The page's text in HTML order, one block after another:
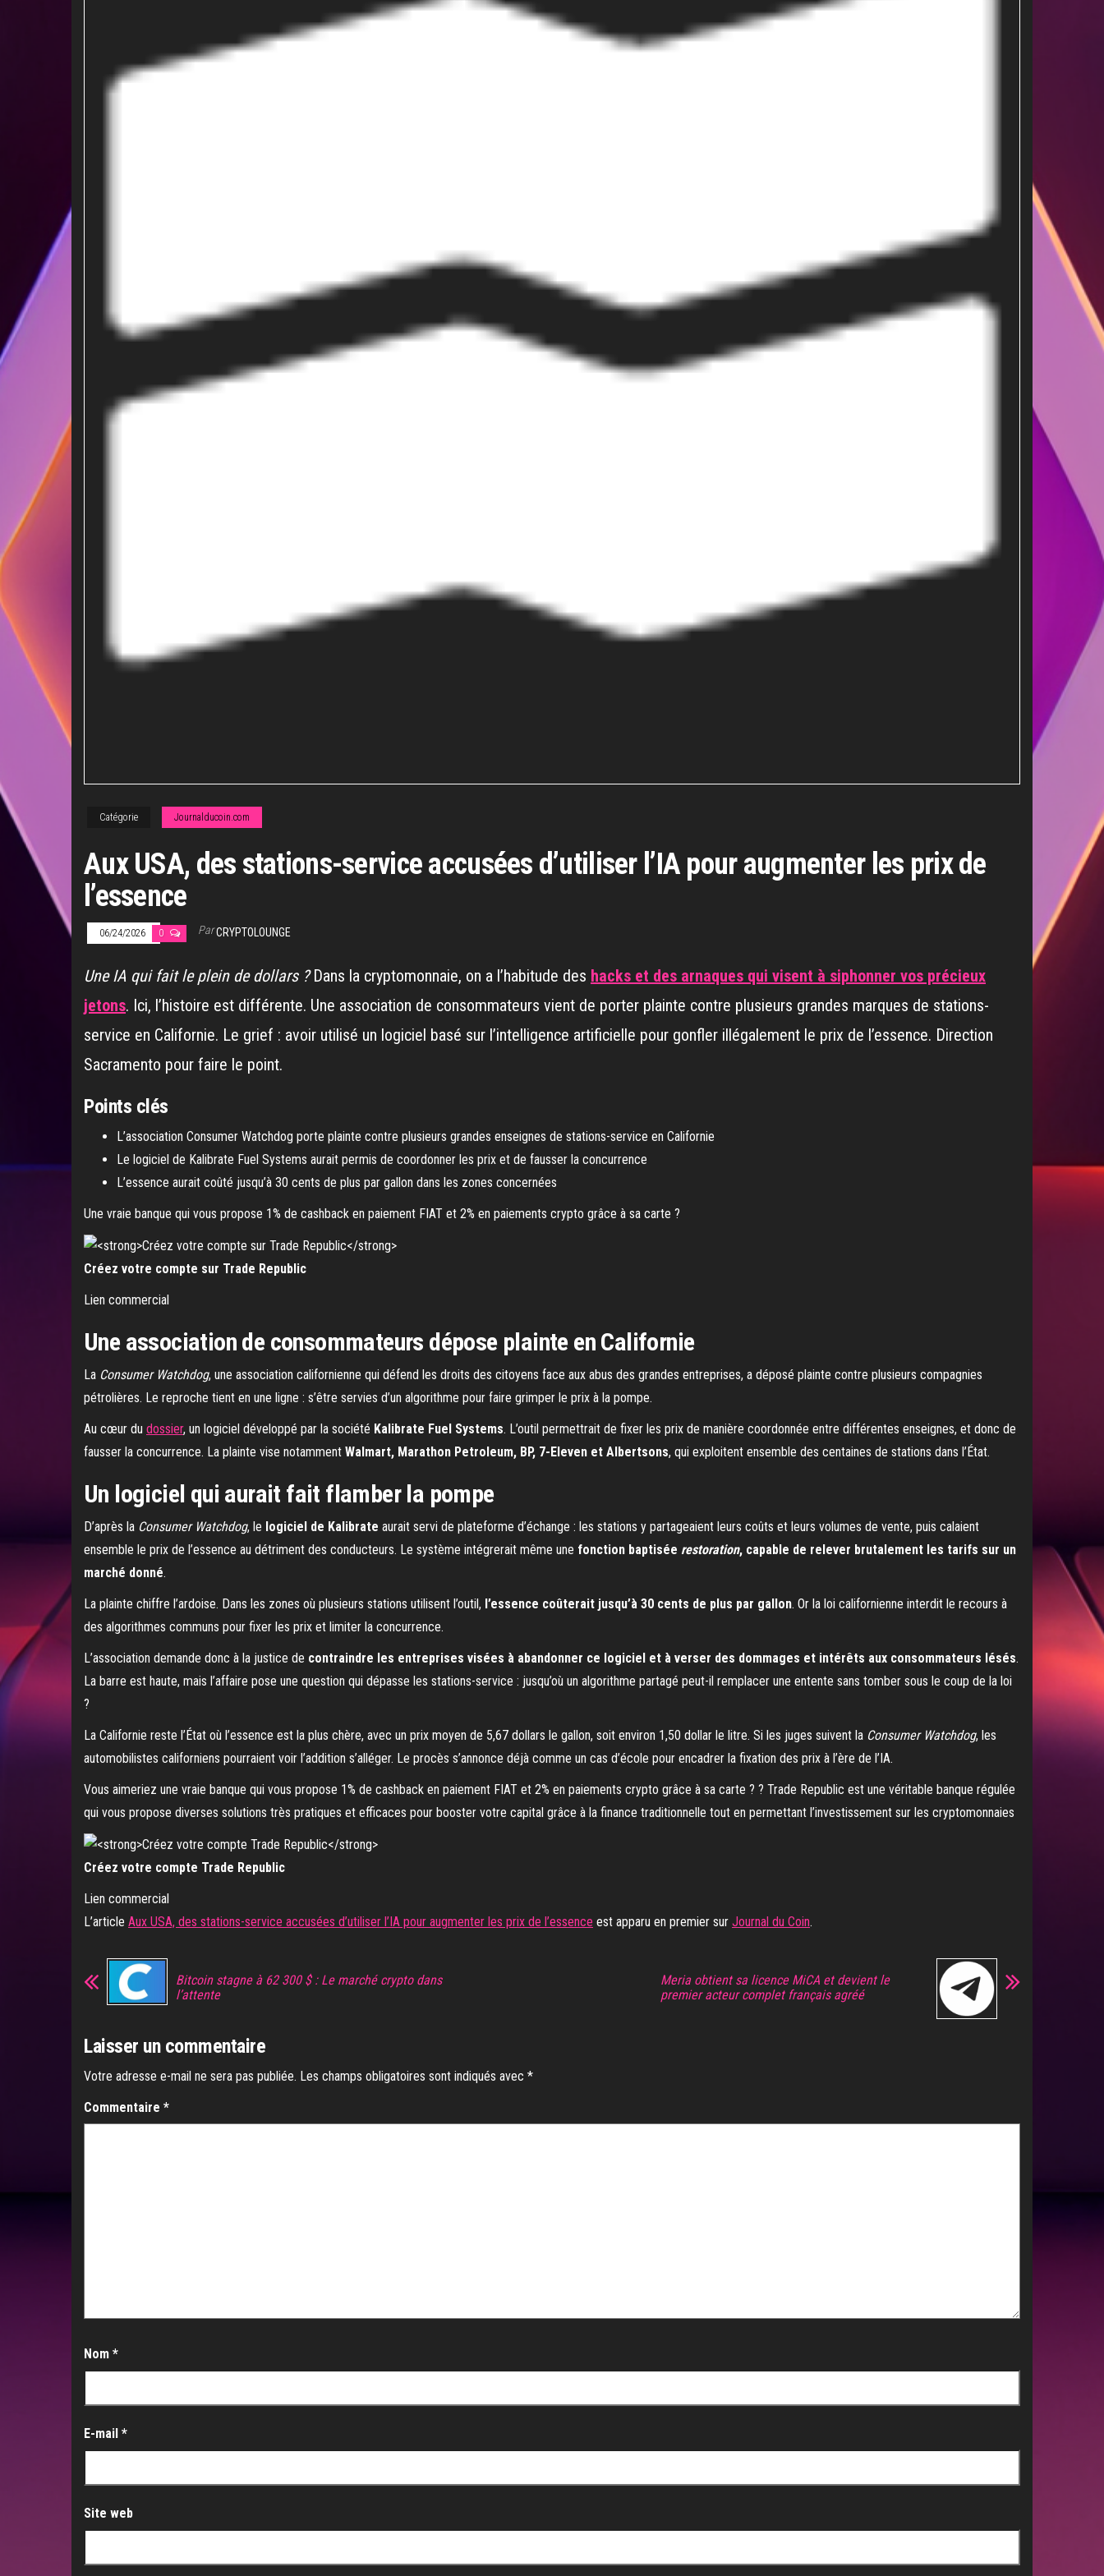
Catégorie Journalducoin.com
Aux USA, des stations-service accusées d’utiliser l’IA pour augmenter les prix de
l’essence
06/24/2026 0 ParCRYPTOLOUNGE
Une IA qui fait le plein de dollars ?Dans la cryptomonnaie, on a l’habitude des hacks et des arnaques qui visent à siphonner vos précieux
jetons. Ici, l’histoire est différente. Une association de consommateurs vient de porter plainte contre plusieurs grandes marques de stations-
service en Californie. Le grief : avoir utilisé un logiciel basé sur l’intelligence artificielle pour gonfler illégalement le prix de l’essence. Direction
Sacramento pour faire le point.
Points clés
L’association Consumer Watchdog porte plainte contre plusieurs grandes enseignes de stations-service en Californie
Le logiciel de Kalibrate Fuel Systems aurait permis de coordonner les prix et de fausser la concurrence
L’essence aurait coûté jusqu’à 30 cents de plus par gallon dans les zones concernées
Une vraie banque qui vous propose 1% de cashback en paiement FIAT et 2% en paiements crypto grâce à sa carte ?
Créez votre compte sur Trade Republic
Lien commercial
Une association de consommateurs dépose plainte en Californie
La Consumer Watchdog, une association californienne qui défend les droits des citoyens face aux abus des grandes entreprises, a déposé plainte contre plusieurs compagnies
pétrolières. Le reproche tient en une ligne : s’être servies d’un algorithme pour faire grimper le prix à la pompe.
Au cœur du dossier, un logiciel développé par la société Kalibrate Fuel Systems. L’outil permettrait de fixer les prix de manière coordonnée entre différentes enseignes, et donc de
fausser la concurrence. La plainte vise notamment Walmart, Marathon Petroleum, BP, 7-Eleven et Albertsons, qui exploitent ensemble des centaines de stations dans l’État.
Un logiciel qui aurait fait flamber la pompe
D’après la Consumer Watchdog, le logiciel de Kalibrate aurait servi de plateforme d’échange : les stations y partageaient leurs coûts et leurs volumes de vente, puis calaient
ensemble le prix de l’essence au détriment des conducteurs. Le système intégrerait même une fonction baptisée restoration, capable de relever brutalement les tarifs sur un
marché donné.
La plainte chiffre l’ardoise. Dans les zones où plusieurs stations utilisent l’outil, l’essence coûterait jusqu’à 30 cents de plus par gallon. Or la loi californienne interdit le recours à
des algorithmes communs pour fixer les prix et limiter la concurrence.
L’association demande donc à la justice de contraindre les entreprises visées à abandonner ce logiciel et à verser des dommages et intérêts aux consommateurs lésés.
La barre est haute, mais l’affaire pose une question qui dépasse les stations-service : jusqu’où un algorithme partagé peut-il remplacer une entente sans tomber sous le coup de la loi
?
La Californie reste l’État où l’essence est la plus chère, avec un prix moyen de 5,67 dollars le gallon, soit environ 1,50 dollar le litre. Si les juges suivent la Consumer Watchdog, les
automobilistes californiens pourraient voir l’addition s’alléger. Le procès s’annonce déjà comme un cas d’école pour encadrer la fixation des prix à l’ère de l’IA.
Vous aimeriez une vraie banque qui vous propose 1% de cashback en paiement FIAT et 2% en paiements crypto grâce à sa carte ? ? Trade Republic est une véritable banque régulée
qui vous propose diverses solutions très pratiques et efficaces pour booster votre capital grâce à la finance traditionnelle tout en permettant l’investissement sur les cryptomonnaies
Créez votre compte Trade Republic
Lien commercial
L’article Aux USA, des stations-service accusées d’utiliser l’IA pour augmenter les prix de l’essence est apparu en premier sur Journal du Coin.
Bitcoin stagne à 62 300 $ : Le marché crypto dans
l’attente
Meria obtient sa licence MiCA et devient le
premier acteur complet français agréé
Laisser un commentaire
Votre adresse e-mail ne sera pas publiée. Les champs obligatoires sont indiqués avec *
Commentaire *
Nom *
E-mail *
Site web